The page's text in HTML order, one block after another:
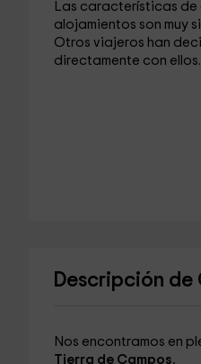
Las características de
alojamientos son muy
Otros viajeros han
directamente con ellos.
Descripción de
Nos encontramos en
Tierra de Campos.